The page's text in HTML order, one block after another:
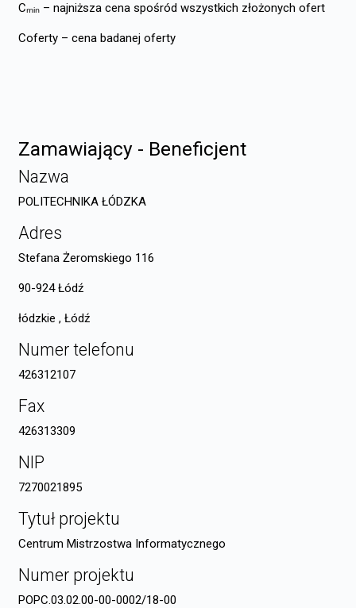
Cₘᵢₙ – najniższa cena spośród wszystkich złożonych ofert
Coferty – cena badanej oferty
Zamawiający - Beneficjent
Nazwa
POLITECHNIKA ŁÓDZKA
Adres
Stefana Żeromskiego 116
90-924 Łódź
łódzkie , Łódź
Numer telefonu
426312107
Fax
426313309
NIP
7270021895
Tytuł projektu
Centrum Mistrzostwa Informatycznego
Numer projektu
POPC.03.02.00-00-0002/18-00